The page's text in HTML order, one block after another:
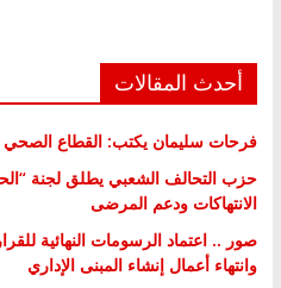
أحدث المقالات
فرحات سليمان يكتب: القطاع الصحي
حزب التحالف الشعبي يطلق لجنة
الانتهاكات ودعم المرضى
صور .. اعتماد الرسومات النهائية
وانتهاء أعمال إنشاء المبنى الإداري